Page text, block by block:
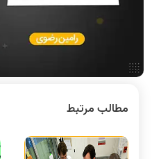
اخبار آزمون ها
دروس مهندسی کامپیوتر
پایتون
مطالب مرتبط